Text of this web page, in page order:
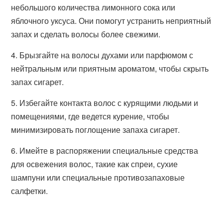
небольшого количества лимонного сока или
яблочного уксуса. Они помогут устранить неприятный
запах и сделать волосы более свежими.
4. Брызгайте на волосы духами или парфюмом с
нейтральным или приятным ароматом, чтобы скрыть
запах сигарет.
5. Избегайте контакта волос с курящими людьми и
помещениями, где ведется курение, чтобы
минимизировать поглощение запаха сигарет.
6. Имейте в распоряжении специальные средства
для освежения волос, такие как спреи, сухие
шампуни или специальные противозапаховые
салфетки.